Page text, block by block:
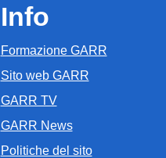
Info
Formazione GARR
Sito web GARR
GARR TV
GARR News
Politiche del sito